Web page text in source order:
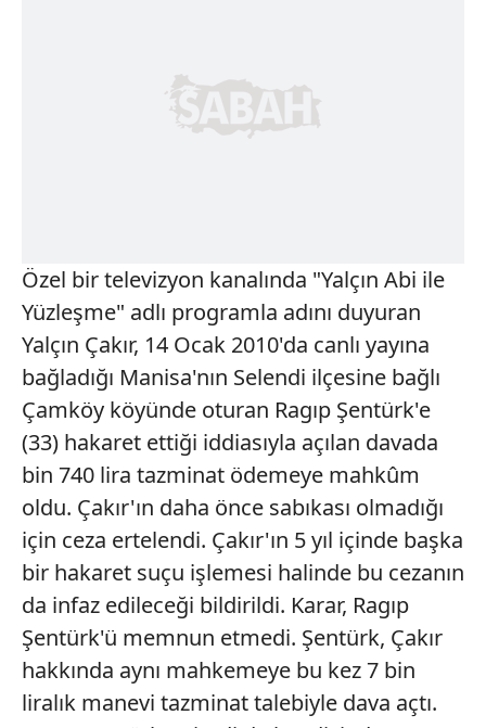
Özel bir televizyon kanalında "Yalçın Abi ile
Yüzleşme" adlı programla adını duyuran
Yalçın Çakır, 14 Ocak 2010'da canlı yayına
bağladığı Manisa'nın Selendi ilçesine bağlı
Çamköy köyünde oturan Ragıp Şentürk'e
(33) hakaret ettiği iddiasıyla açılan davada
bin 740 lira tazminat ödemeye mahkûm
oldu. Çakır'ın daha önce sabıkası olmadığı
için ceza ertelendi. Çakır'ın 5 yıl içinde başka
bir hakaret suçu işlemesi halinde bu cezanın
da infaz edileceği bildirildi. Karar, Ragıp
Şentürk'ü memnun etmedi. Şentürk, Çakır
hakkında aynı mahkemeye bu kez 7 bin
liralık manevi tazminat talebiyle dava açtı.